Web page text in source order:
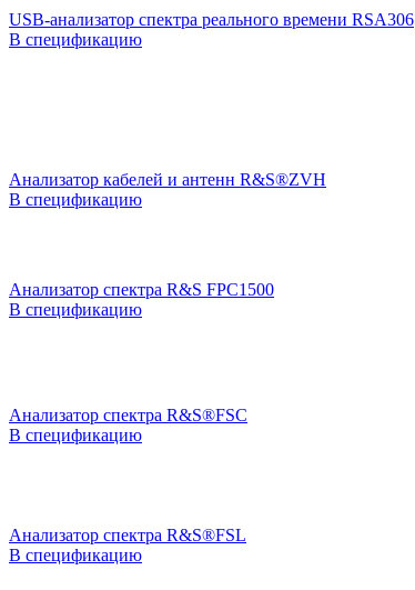
USB-анализатор спектра реального времени RSA306
В спецификацию
Анализатор кабелей и антенн R&S®ZVH
В спецификацию
Анализатор спектра R&S FPC1500
В спецификацию
Анализатор спектра R&S®FSC
В спецификацию
Анализатор спектра R&S®FSL
В спецификацию